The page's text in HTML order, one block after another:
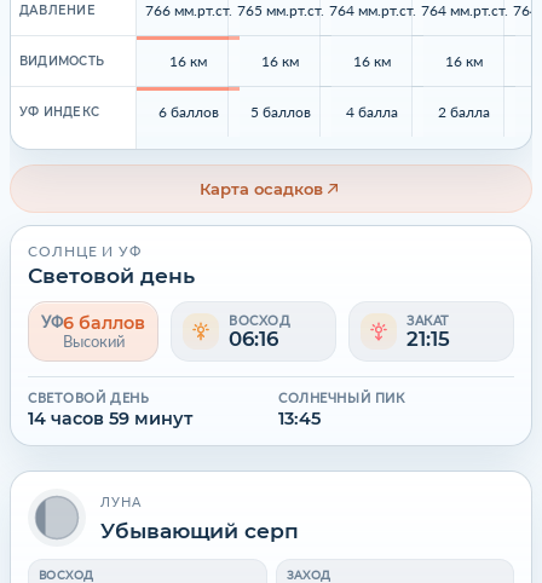
ДАВЛЕНИЕ
ВИДИМОСТЬ
УФ ИНДЕКС
766 мм.рт.ст.
16 км
6 баллов
765 мм.рт.ст.
16 км
5 баллов
764 мм.рт.ст.
16 км
4 балла
764 мм.рт.ст.
16 км
2 балла
764
Карта осадков
СОЛНЦЕ И УФ
Световой день
УФ6 баллов
Высокий
ВОСХОД
06:16
ЗАКАТ
21:15
СВЕТОВОЙ ДЕНЬ
14 часов 59 минут
СОЛНЕЧНЫЙ ПИК
13:45
ЛУНА
Убывающий серп
ВОСХОД ЗАХОД